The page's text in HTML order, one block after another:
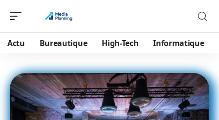
Actu Bureautique High-Tech Informatique